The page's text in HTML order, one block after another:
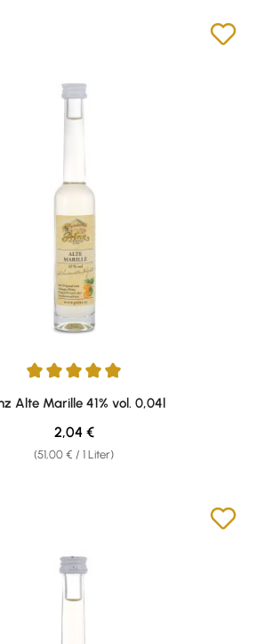
Bewertung von 4.89 von 5 Sternen
Alte Marille 41% vol. 0,04l
(51,00 € / 1 Liter)
Regulärer Preis:
2,04 €